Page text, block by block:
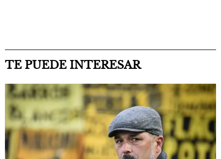
TE PUEDE INTERESAR